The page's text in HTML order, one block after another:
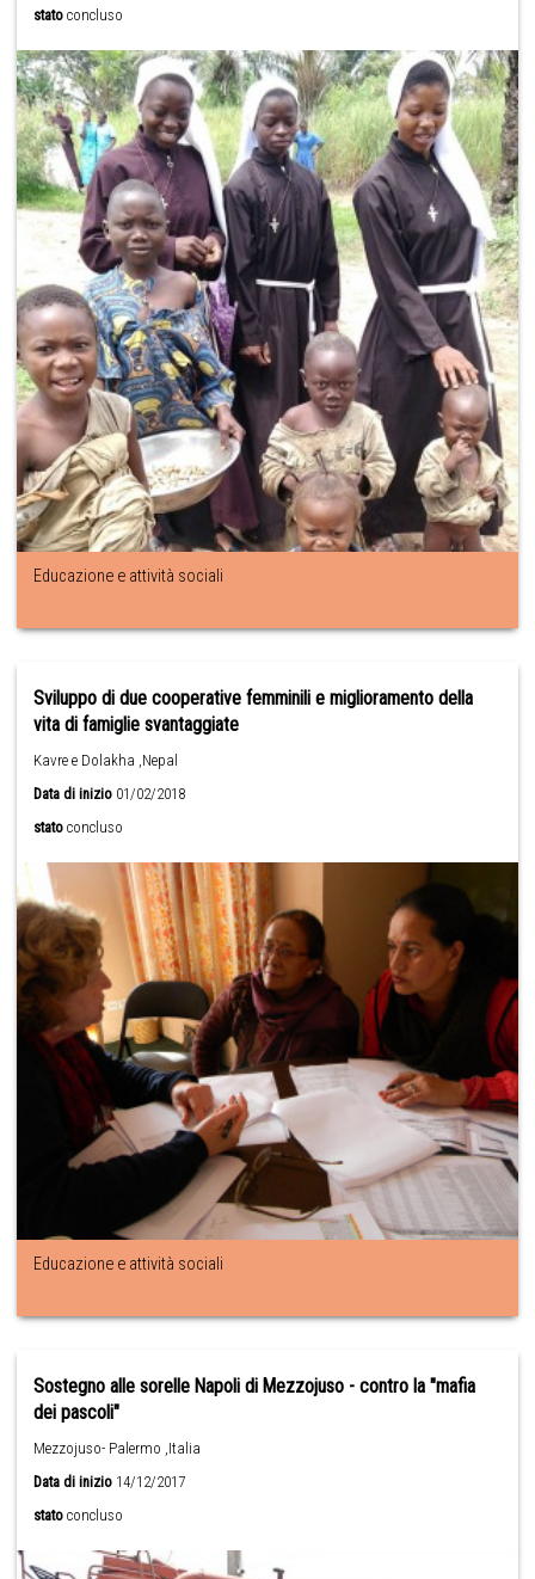
stato concluso
Educazione e attività sociali
Sviluppo di due cooperative femminili e miglioramento della
vita di famiglie svantaggiate
Kavre e Dolakha ,Nepal
Data di inizio 01/02/2018
stato concluso
Educazione e attività sociali
Sostegno alle sorelle Napoli di Mezzojuso - contro la "mafia
dei pascoli"
Mezzojuso- Palermo ,Italia
Data di inizio 14/12/2017
stato concluso